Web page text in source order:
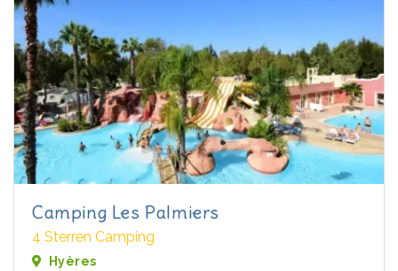
Camping Les Palmiers
4 Sterren Camping
Hyères